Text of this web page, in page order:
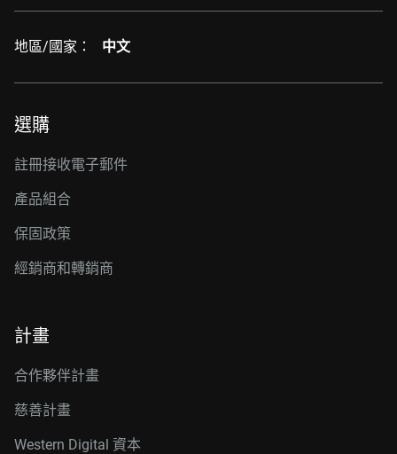
地區/國家： 中文
選購
註冊接收電子郵件
產品組合
保固政策
經銷商和轉銷商
計畫
合作夥伴計畫
慈善計畫
Western Digital 資本